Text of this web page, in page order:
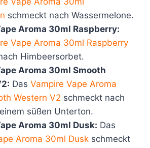
schmeckt nach Wassermelone.
Aroma 30ml Raspberry:
Vape Aroma 30ml Raspberry
Himbeersorbet.
Aroma 30ml Smooth
Das Vampire Vape Aroma
Western V2 schmeckt nach
süßen Unterton.
Aroma 30ml Dusk: Das
Aroma 30ml Dusk schmeckt